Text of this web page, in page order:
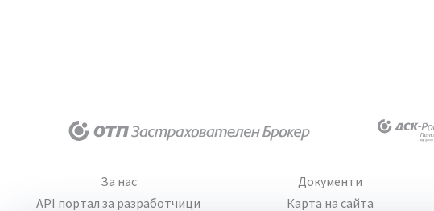
За нас
API портал за разработчици
Документи
Карта на сайта